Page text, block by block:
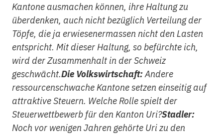
Kantone ausmachen können, ihre Haltung zu
überdenken, auch nicht bezüglich Verteilung der
Töpfe, die ja erwiesenermassen nicht den Lasten
entspricht. Mit dieser Haltung, so befürchte ich,
wird der Zusammenhalt in der Schweiz
geschwächt.Die Volkswirtschaft:Andere
ressourcenschwache Kantone setzen einseitig auf
attraktive Steuern. Welche Rolle spielt der
Steuerwettbewerb für den Kanton Uri?Stadler:
Noch vor wenigen Jahren gehörte Uri zu den